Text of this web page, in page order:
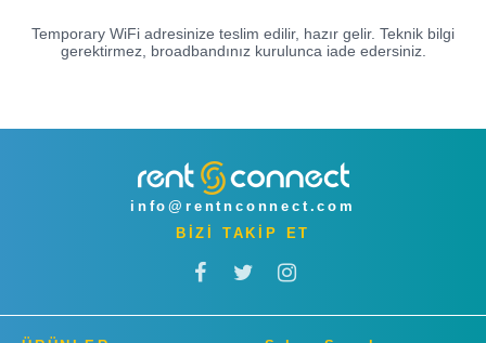
Temporary WiFi adresinize teslim edilir, hazır gelir. Teknik bilgi
gerektirmez, broadbandınız kurulunca iade edersiniz.
info@rentnconnect.com
BİZİ TAKİP ET